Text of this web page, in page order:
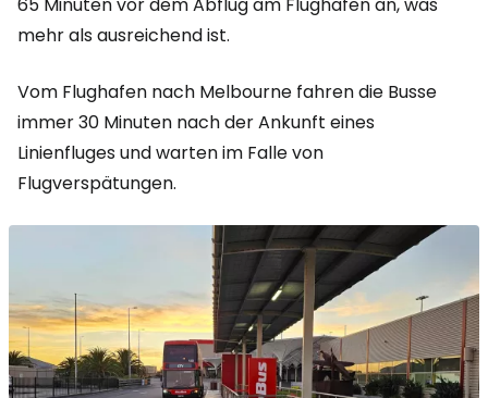
65 Minuten vor dem Abflug am Flughafen an, was
mehr als ausreichend ist.
Vom Flughafen nach Melbourne fahren die Busse
immer 30 Minuten nach der Ankunft eines
Linienfluges und warten im Falle von
Flugverspätungen.